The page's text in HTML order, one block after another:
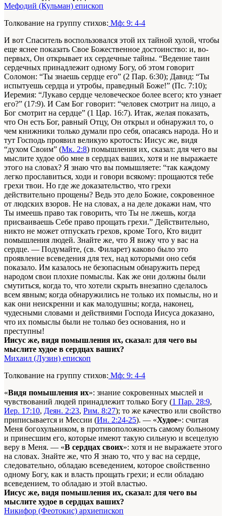
Мефодий (Кульман) епископ
Толкование на группу стихов: Мф: 9: 4-4
И вот Спаситель воспользовался этой их тайной хулой, чтобы
еще яснее показать Свое Божественное достоинство: и, во-
первых, Он открывает их сердечные тайны. “Ведение таин
сердечных принадлежит одному Богу, об этом говорит
Соломон: “Ты знаешь сердце его” (2 Пар. 6:30); Давид: “Ты
испытуешь сердца и утробы, праведный Боже!” (Пс. 7:10);
Иеремия: “Лукаво сердце человеческое более всего; кто узнает
его?” (17:9). И Сам Бог говорит: “человек смотрит на лицо, а
Бог смотрит на сердце” (1 Цар. 16:7). Итак, желая показать,
что Он есть Бог, равный Отцу, Он открыл и обнаружил то, о
чем книжники только думали про себя, опасаясь народа. Но и
тут Господь проявил великую кротость: Иисус же, видя
“духом Своим” (Мк. 2:8) помышления их, сказал: для чего вы
мыслите худое обо мне в сердцах ваших, хотя и не выражаете
этого на словах? Я знаю что вы помышляете: “так каждому
легко прославиться, ходи и говори всякому: прощаются тебе
грехи твои. Но где же доказательство, что грехи
действительно прощены? Ведь это дело Божие, сокровенное
от людских взоров. Не на словах, а на деле докажи нам, что
Ты имеешь право так говорить, что Ты не лжешь, когда
присваиваешь Себе право прощать грехи.” Действительно,
никто не может отпускать грехов, кроме Того, Кто видит
помышления людей. Знайте же, что Я вижу что у вас на
сердце. — Подумайте, (св. Филарет) каково было это
проявление всеведения для тех, над которыми оно себя
показало. Им казалось не безопасным обнаружить перед
народом свои плохие помыслы. Как же они должны были
смутиться, когда то, что хотели скрыть внезапно сделалось
всем явным; когда обнаружились не только их помыслы, но и
как они неискренни и как малодушны; когда, наконец,
чудесными словами и действиями Господа Иисуса доказано,
что их помыслы были не только без основания, но и
преступны!
Иисус же, видя помышления их, сказал: для чего вы
мыслите худое в сердцах ваших?
Михаил (Лузин) епископ
Толкование на группу стихов: Мф: 9: 4-4
«Видя помышления их»: знание сокровенных мыслей и
чувствований людей принадлежит только Богу (1 Пар. 28:9,
Иер. 17:10, Деян. 2:23, Рим. 8:27); то же качество или свойство
приписывается и Мессии (Ин. 2:24-25). — «Худое»: считая
Меня богохульником, в противоположность самому больному
и принесшим его, которые имеют такую сильную и всецелую
веру в Меня. — «В сердцах своих»: хотя и не выражаете этого
на словах. Знайте же, что Я знаю то, что у вас на сердце,
следовательно, обладаю всеведением, которое свойственно
одному Богу, как и власть прощать грехи; и если обладаю
всеведением, то обладаю и этой властью.
Иисус же, видя помышления их, сказал: для чего вы
мыслите худое в сердцах ваших?
Никифор (Феотокис) архиепископ